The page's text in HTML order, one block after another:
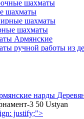
шахматы
шахматы
шахматы
шахматы
Армянские
ручной работы из
нарды
3 50 Ustyan